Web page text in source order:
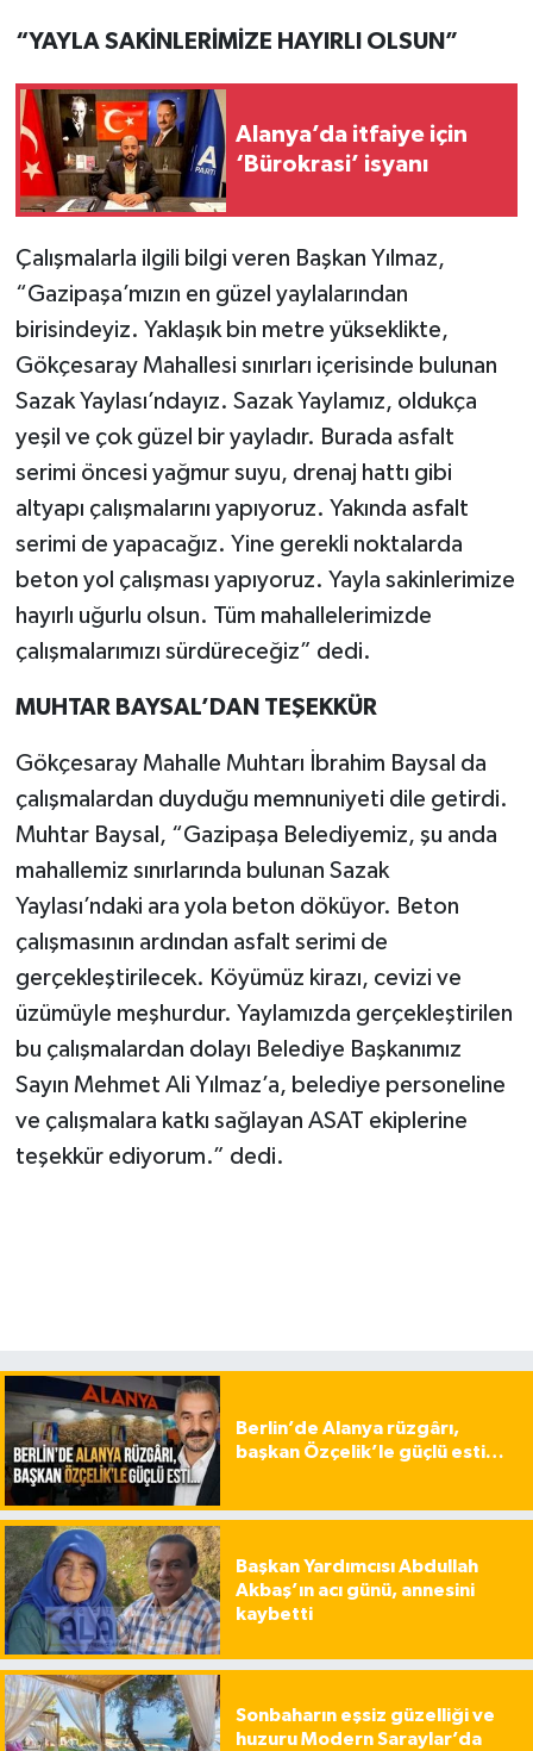
“YAYLA SAKİNLERİMİZE HAYIRLI OLSUN”
Alanya’da itfaiye için
‘Bürokrasi’ isyanı
Çalışmalarla ilgili bilgi veren Başkan Yılmaz,
“Gazipaşa’mızın en güzel yaylalarından
birisindeyiz. Yaklaşık bin metre yükseklikte,
Gökçesaray Mahallesi sınırları içerisinde bulunan
Sazak Yaylası’ndayız. Sazak Yaylamız, oldukça
yeşil ve çok güzel bir yayladır. Burada asfalt
serimi öncesi yağmur suyu, drenaj hattı gibi
altyapı çalışmalarını yapıyoruz. Yakında asfalt
serimi de yapacağız. Yine gerekli noktalarda
beton yol çalışması yapıyoruz. Yayla sakinlerimize
hayırlı uğurlu olsun. Tüm mahallelerimizde
çalışmalarımızı sürdüreceğiz” dedi.
MUHTAR BAYSAL’DAN TEŞEKKÜR
Gökçesaray Mahalle Muhtarı İbrahim Baysal da
çalışmalardan duyduğu memnuniyeti dile getirdi.
Muhtar Baysal, “Gazipaşa Belediyemiz, şu anda
mahallemiz sınırlarında bulunan Sazak
Yaylası’ndaki ara yola beton döküyor. Beton
çalışmasının ardından asfalt serimi de
gerçekleştirilecek. Köyümüz kirazı, cevizi ve
üzümüyle meşhurdur. Yaylamızda gerçekleştirilen
bu çalışmalardan dolayı Belediye Başkanımız
Sayın Mehmet Ali Yılmaz’a, belediye personeline
ve çalışmalara katkı sağlayan ASAT ekiplerine
teşekkür ediyorum.” dedi.
Berlin’de Alanya rüzgârı,
başkan Özçelik’le güçlü esti…
Başkan Yardımcısı Abdullah
Akbaş’ın acı günü, annesini
kaybetti
Sonbaharın eşsiz güzelliği ve
huzuru Modern Saraylar’da